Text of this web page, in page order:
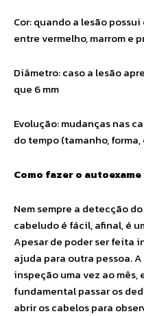
Cor: quando a lesão
entre vermelho, marrom e
Diâmetro: caso a lesão
que 6 mm
Evolução: mudanças nas
do tempo (tamanho, forma,
Como fazer o autoexame
Nem sempre a detecção
cabeludo é fácil, afinal, é
Apesar de poder ser feita
ajuda para outra pessoa.
inspeção uma vez ao
fundamental passar os
abrir os cabelos para